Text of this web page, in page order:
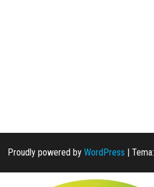
Proudly powered by WordPress | Tema: